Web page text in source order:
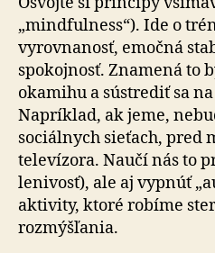
„mindfulness“). Ide o
vyrovnanosť, emočná
spokojnosť. Znamená to
okamihu a sústrediť sa
Napríklad, ak jeme,
sociálnych sieťach, pred
televízora. Naučí nás to
lenivosť), ale aj vypnúť
aktivity, ktoré robíme
rozmýšľania.